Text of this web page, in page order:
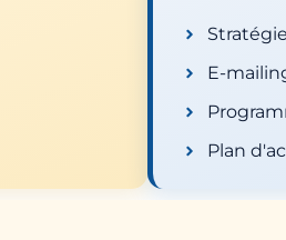
E-
Plan